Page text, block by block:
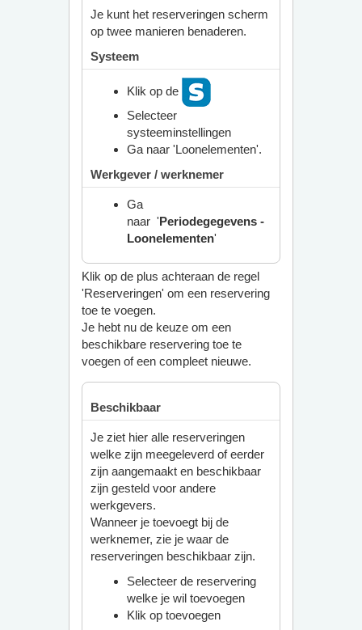
Je kunt het reserveringen scherm
op twee manieren benaderen.
Systeem
Klik op de
Selecteer
systeeminstellingen
Ga naar 'Loonelementen'.
Werkgever / werknemer
Ga
naar 'Periodegegevens -
Loonelementen'
Klik op de plus achteraan de regel
'Reserveringen' om een reservering
toe te voegen.
Je hebt nu de keuze om een
beschikbare reservering toe te
voegen of een compleet nieuwe.
Beschikbaar
Je ziet hier alle reserveringen
welke zijn meegeleverd of eerder
zijn aangemaakt en beschikbaar
zijn gesteld voor andere
werkgevers.
Wanneer je toevoegt bij de
werknemer, zie je waar de
reserveringen beschikbaar zijn.
Selecteer de reservering
welke je wil toevoegen
Klik op toevoegen